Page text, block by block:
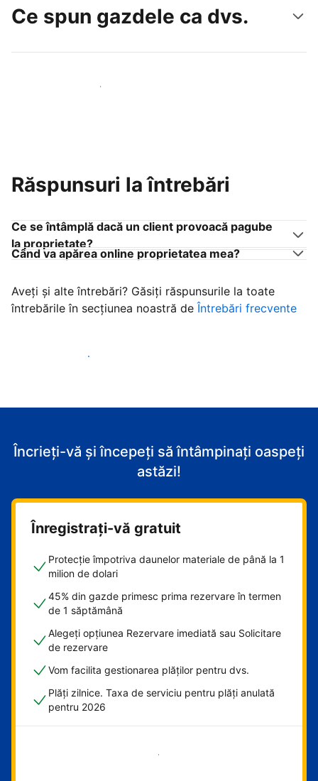
Ce spun gazdele ca dvs.
Alăturați-vă gazdelor ca dvs.
Răspunsuri la întrebări
Ce se întâmplă dacă un client provoacă pagube
la proprietate?
Când va apărea online proprietatea mea?
Aveți și alte întrebări? Găsiți răspunsurile la toate
întrebările în secțiunea noastră deÎntrebări frecvente
Începeţi să primiţi clienţi
Încrieți-vă și începeți să întâmpinați oaspeți
astăzi!
Înregistrați-vă gratuit
Protecție împotriva daunelor materiale de până la 1
milion de dolari
45% din gazde primesc prima rezervare în termen
de 1 săptămână
Alegeți opțiunea Rezervare imediată sau Solicitare
de rezervare
Vom facilita gestionarea plăților pentru dvs.
Plăți zilnice. Taxa de serviciu pentru plăți anulată
pentru 2026
Începeți acum